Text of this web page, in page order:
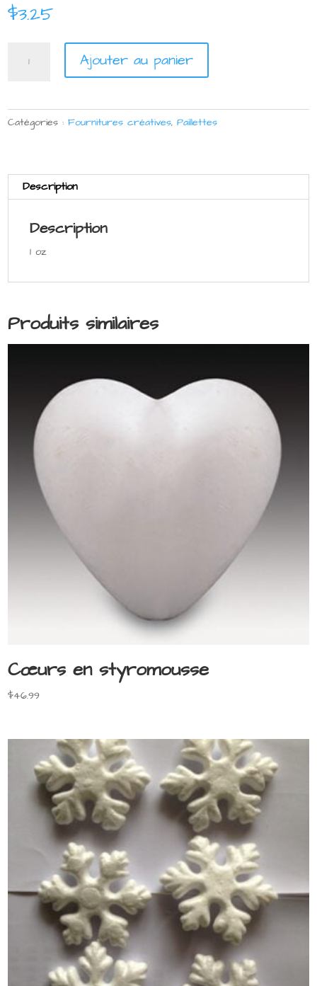
$3.25
Noël
Ajouter au panier
Catégories :Fournitures créatives,Paillettes
Description
Description
1 oz
Produits similaires
Cœurs en styromousse
$46.99